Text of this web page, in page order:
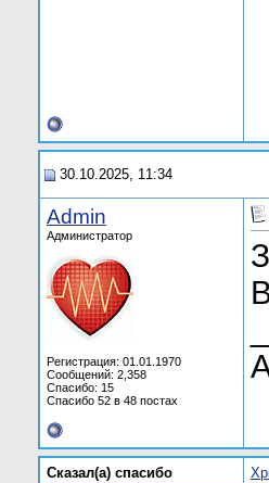
30.10.2025, 11:34
Admin
Администратор
Регистрация: 01.01.1970
Сообщений: 2,358
Спасибо: 15
Спасибо 52 в 48 постах
Сказал(а) cпасибо